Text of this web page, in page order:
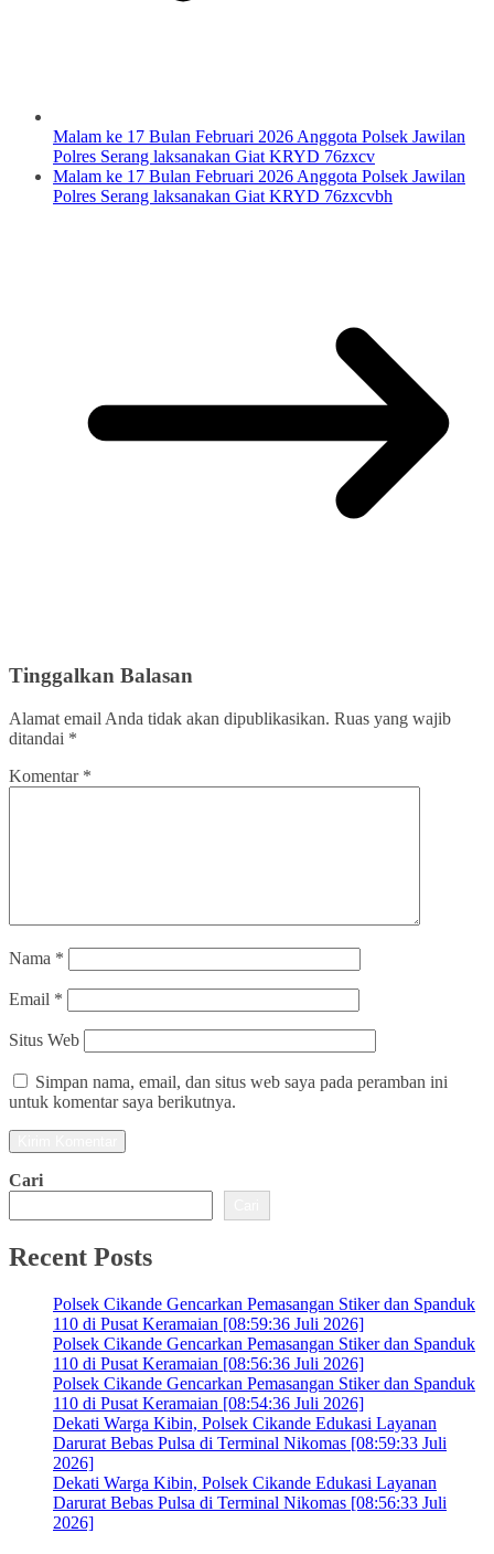
Malam ke 17 Bulan Februari 2026 Anggota Polsek Jawilan
Polres Serang laksanakan Giat KRYD 76zxcv
Malam ke 17 Bulan Februari 2026 Anggota Polsek Jawilan
Polres Serang laksanakan Giat KRYD 76zxcvbh
Tinggalkan Balasan
Alamat email Anda tidak akan dipublikasikan. Ruas yang wajib
ditandai *
Komentar *
Nama *
Email *
Situs Web
Simpan nama, email, dan situs web saya pada peramban ini
untuk komentar saya berikutnya.
Cari
Recent Posts
Polsek Cikande Gencarkan Pemasangan Stiker dan Spanduk
110 di Pusat Keramaian [08:59:36 Juli 2026]
Polsek Cikande Gencarkan Pemasangan Stiker dan Spanduk
110 di Pusat Keramaian [08:56:36 Juli 2026]
Polsek Cikande Gencarkan Pemasangan Stiker dan Spanduk
110 di Pusat Keramaian [08:54:36 Juli 2026]
Dekati Warga Kibin, Polsek Cikande Edukasi Layanan
Darurat Bebas Pulsa di Terminal Nikomas [08:59:33 Juli
2026]
Dekati Warga Kibin, Polsek Cikande Edukasi Layanan
Darurat Bebas Pulsa di Terminal Nikomas [08:56:33 Juli
2026]